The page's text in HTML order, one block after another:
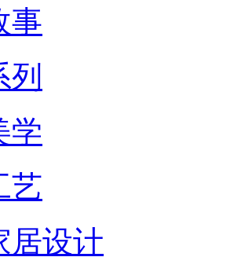
事
学
艺
居设计